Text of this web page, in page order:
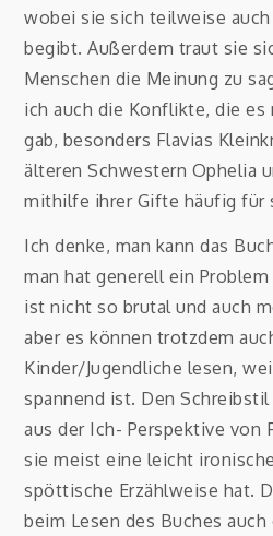
wobei sie sich teilweise
begibt. Außerdem traut sie
Menschen die Meinung zu
ich auch die Konflikte, die
gab, besonders Flavias
älteren Schwestern Ophelia
mithilfe ihrer Gifte häufig für
Ich denke, man kann das
man hat generell ein
ist nicht so brutal und auch
aber es können trotzdem
Kinder/Jugendliche lesen,
spannend ist. Den
aus der Ich- Perspektive von
sie meist eine leicht
spöttische Erzählweise hat.
beim Lesen des Buches